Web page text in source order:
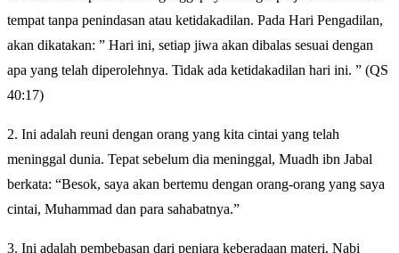
tempat tanpa penindasan atau ketidakadilan. Pada Hari Pengadilan,
akan dikatakan: ” Hari ini, setiap jiwa akan dibalas sesuai dengan
apa yang telah diperolehnya. Tidak ada ketidakadilan hari ini. ” (QS
40:17)
2. Ini adalah reuni dengan orang yang kita cintai yang telah
meninggal dunia. Tepat sebelum dia meninggal, Muadh ibn Jabal
berkata: “Besok, saya akan bertemu dengan orang-orang yang saya
cintai, Muhammad dan para sahabatnya.”
3. Ini adalah pembebasan dari penjara keberadaan materi. Nabi